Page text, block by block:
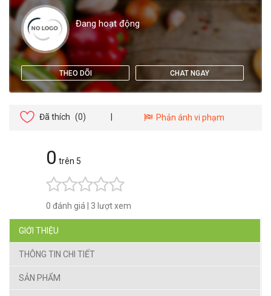
Đang hoạt động
THEO DÕI CHAT NGAY
Đã thích (0) Phản ánh vi phạm
0 trên 5
0 đánh giá 3 lượt xem
GIỚI THIỆU
THÔNG TIN CHI TIẾT
SẢN PHẨM